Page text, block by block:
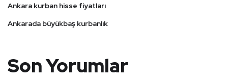
Ankara kurban hisse fiyatları
Ankarada büyükbaş kurbanlık
Son Yorumlar